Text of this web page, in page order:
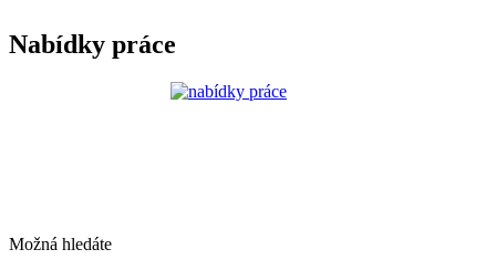
Nabídky práce
Možná hledáte